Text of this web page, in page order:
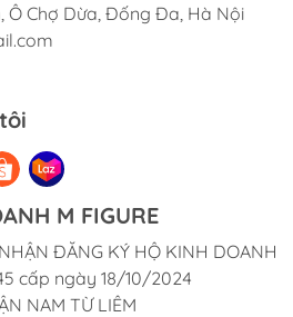
Ô Chợ Dừa, Đống Đa, Hà Nội
M FIGURE
ĐĂNG KÝ HỘ KINH DOANH
cấp ngày 18/10/2024
NAM TỪ LIÊM